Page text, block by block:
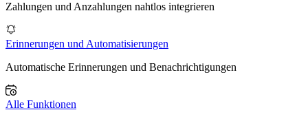
Zahlungen und Anzahlungen nahtlos integrieren
Erinnerungen und Automatisierungen
Automatische Erinnerungen und Benachrichtigungen
Alle Funktionen